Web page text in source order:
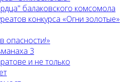
балаковского комсомола
конкурса «Огни золотые»
опасности!»
3
и не только